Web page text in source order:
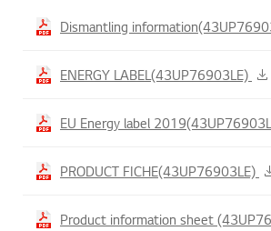
Dismantling
ENERGY LABEL(43UP76903LE)
EU Energy label
PRODUCT FICHE(43UP76903LE)
Product information sheet